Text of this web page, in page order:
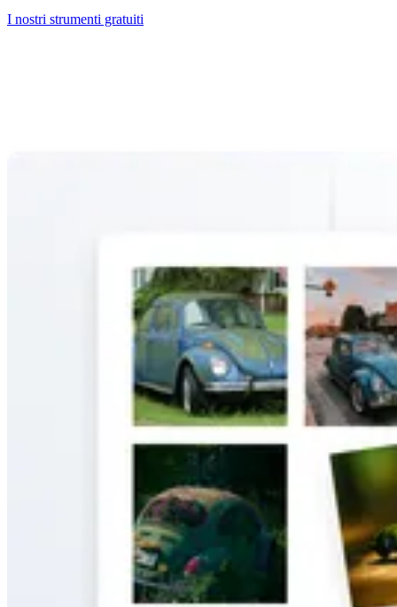
I nostri strumenti gratuiti